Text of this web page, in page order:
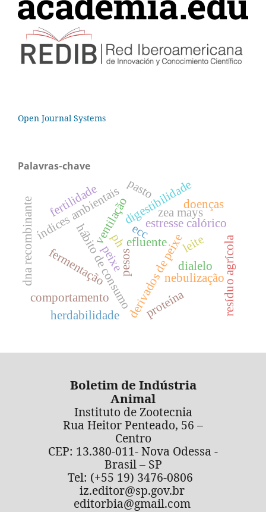
Open Journal Systems
Palavras-chave
peixederivados de peixe
hábito de consumo
comportamento
estresse calórico
índices ambientais
nebulização
ventilaçãodigestibilidade
efluente
fermentação
ph
proteína resíduo agrícola
dna recombinante zea mays
herdabilidade
pesos
pasto
doenças
leite
ecc
fertilidade
dialelo
Boletim de Indústria
Animal
Instituto de Zootecnia
Rua Heitor Penteado, 56 –
Centro
CEP: 13.380-011- Nova Odessa -
Brasil – SP
Tel: (+55 19) 3476-0806
iz.editor@sp.gov.br
editorbia@gmail.com